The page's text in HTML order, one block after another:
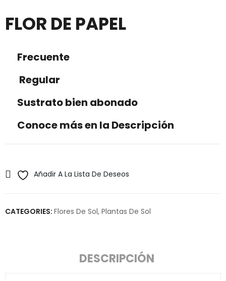
FLOR DE PAPEL
Frecuente
Regular
Sustrato bien abonado
Conoce más en la Descripción
Añadir A La Lista De Deseos
CATEGORIES: Flores De Sol, Plantas De Sol
DESCRIPCIÓN